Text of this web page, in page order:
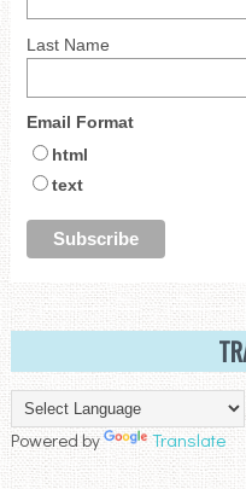
Last Name
Email Format
html
text
Powered by Translate